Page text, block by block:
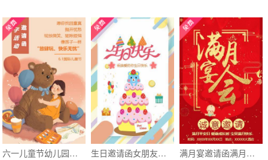
六一儿童节幼儿园亲子活动简约通用电子请柬模板 生日邀请函女朋友生日邀请函 满月宴邀请函满月宴满月酒邀请函